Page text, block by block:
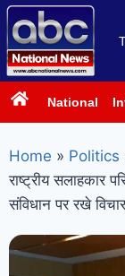
National
Home » Politics
राष्ट्रीय सलाहकार
संविधान पर रखे